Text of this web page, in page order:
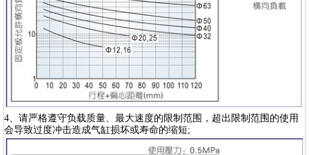
4、请严格遵守负载质量、最大速度的限制范围，超出限制范围的使用
会导致过度冲击造成气缸损坏或寿命的缩短;